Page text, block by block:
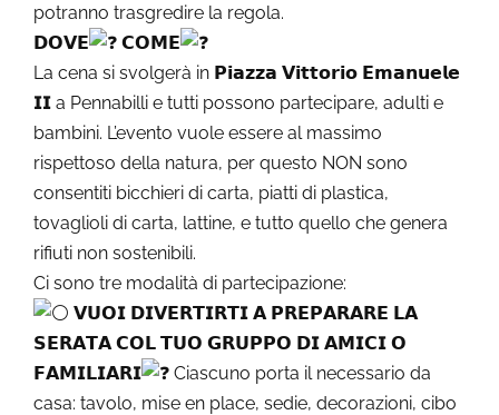
potranno trasgredire la regola.
𝗗𝗢𝗩𝗘
𝗖𝗢𝗠𝗘
La cena si svolgerà in 𝗣𝗶𝗮𝘇𝘇𝗮 𝗩𝗶𝘁𝘁𝗼𝗿𝗶𝗼 𝗘𝗺𝗮𝗻𝘂𝗲𝗹𝗲
𝗜𝗜 a Pennabilli e tutti possono partecipare, adulti e
bambini. L’evento vuole essere al massimo
rispettoso della natura, per questo NON sono
consentiti bicchieri di carta, piatti di plastica,
tovaglioli di carta, lattine, e tutto quello che genera
rifiuti non sostenibili.
Ci sono tre modalità di partecipazione:
𝗩𝗨𝗢𝗜 𝗗𝗜𝗩𝗘𝗥𝗧𝗜𝗥𝗧𝗜 𝗔 𝗣𝗥𝗘𝗣𝗔𝗥𝗔𝗥𝗘 𝗟𝗔
𝗦𝗘𝗥𝗔𝗧𝗔 𝗖𝗢𝗟 𝗧𝗨𝗢 𝗚𝗥𝗨𝗣𝗣𝗢 𝗗𝗜 𝗔𝗠𝗜𝗖𝗜 𝗢
𝗙𝗔𝗠𝗜𝗟𝗜𝗔𝗥𝗜
Ciascuno porta il necessario da
casa: tavolo, mise en place, sedie, decorazioni, cibo